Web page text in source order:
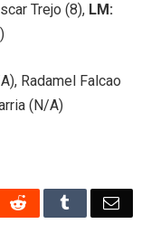
Trejo (8), LM:
Radamel Falcao
(N/A)
Reddit Tumblr